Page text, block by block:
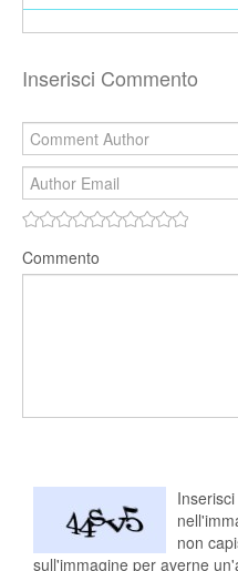
Inserisci Commento
Commento
non
sull'immagine per averne